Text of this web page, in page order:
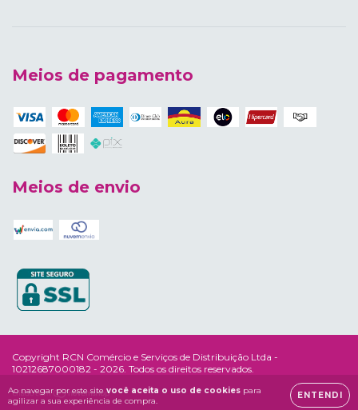
Ao navegar por este site você aceita o uso de cookies para
agilizar a sua experiência de compra.
ENTENDI
Meios de pagamento
Meios de envio
Copyright RCN Comércio e Serviços de Distribuição Ltda -
10212687000182 - 2026. Todos os direitos reservados.